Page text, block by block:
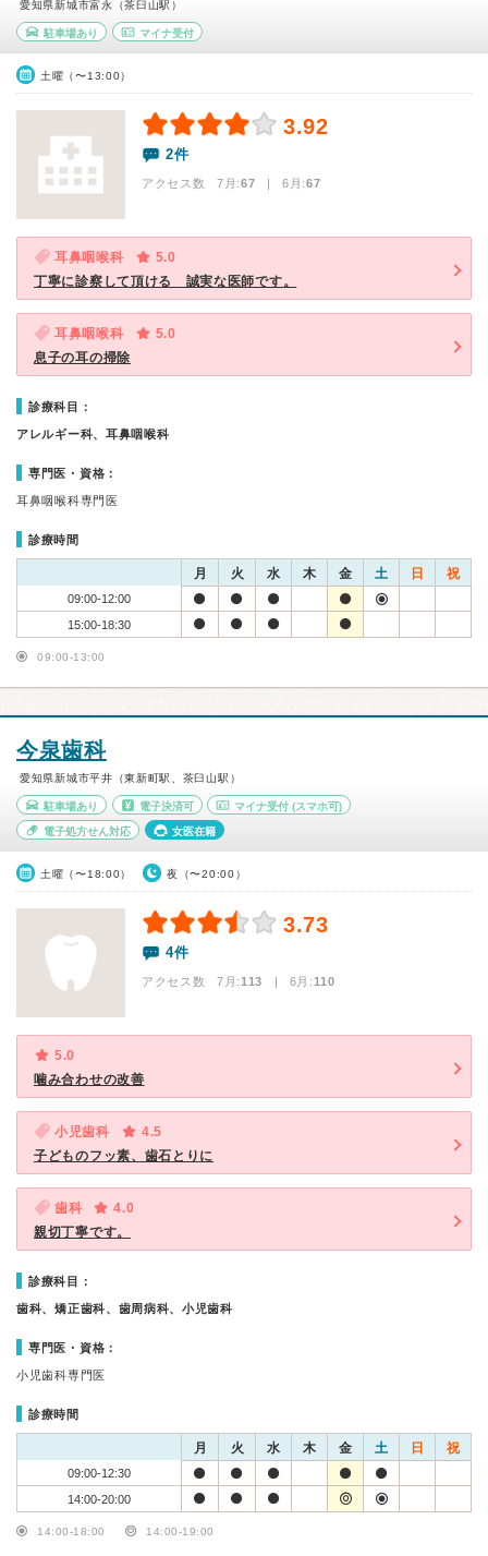
愛知県新城市富永（茶臼山駅）
駐車場あり マイナ受付
土曜（〜13:00）
3.92
2件
アクセス数 7月:67 | 6月:67
耳鼻咽喉科
5.0
丁寧に診察して頂ける 誠実な医師です。
耳鼻咽喉科
5.0
息子の耳の掃除
診療科目：
アレルギー科、耳鼻咽喉科
専門医・資格：
耳鼻咽喉科専門医
診療時間
月 火 水 木 金 土 日 祝
09:00-12:00
15:00-18:30
09:00-13:00
今泉歯科
愛知県新城市平井（東新町駅、茶臼山駅）
駐車場あり 電子決済可 マイナ受付 (スマホ可)
電子処方せん対応 女医在籍
土曜（〜18:00） 夜（〜20:00）
3.73
4件
アクセス数 7月:113 | 6月:110
5.0
噛み合わせの改善
小児歯科
4.5
子どものフッ素、歯石とりに
歯科
4.0
親切丁寧です。
診療科目：
歯科、矯正歯科、歯周病科、小児歯科
専門医・資格：
小児歯科専門医
診療時間
月 火 水 木 金 土 日 祝
09:00-12:30
14:00-20:00
14:00-18:00 14:00-19:00